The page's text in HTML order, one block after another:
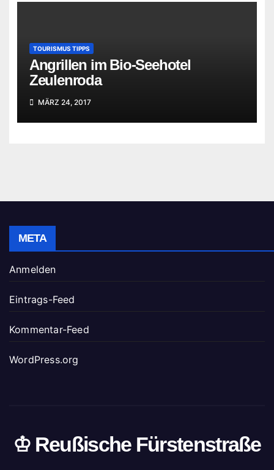
TOURISMUS TIPPS
Angrillen im Bio-Seehotel
Zeulenroda
MÄRZ 24, 2017
META
Anmelden
Eintrags-Feed
Kommentar-Feed
WordPress.org
♔ Reußische Fürstenstraße